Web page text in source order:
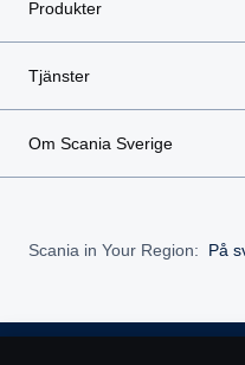
Produkter
Tjänster
Om Scania Sverige
Scania in Your Region: På